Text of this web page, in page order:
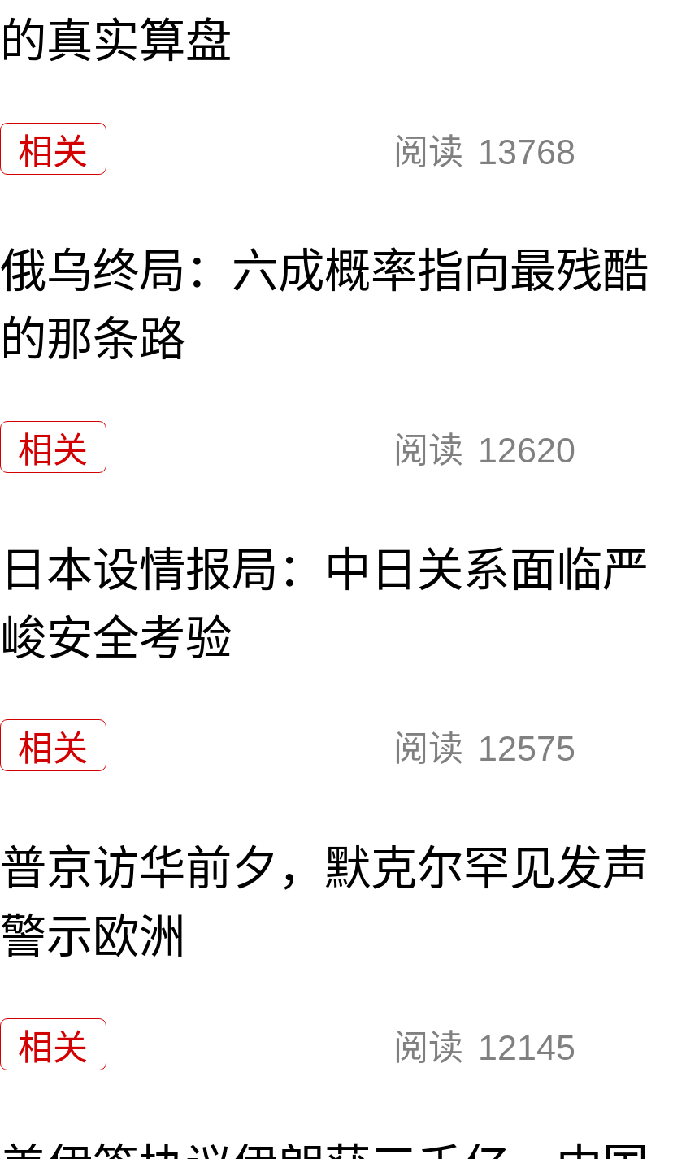
的真实算盘
相关 阅读 13768
俄乌终局：六成概率指向最残酷
的那条路
相关 阅读 12620
日本设情报局：中日关系面临严
峻安全考验
相关 阅读 12575
普京访华前夕，默克尔罕见发声
警示欧洲
相关 阅读 12145